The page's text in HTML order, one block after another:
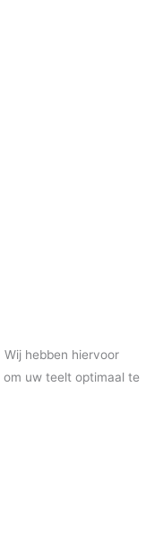
hebben hiervoor
uw teelt optimaal te